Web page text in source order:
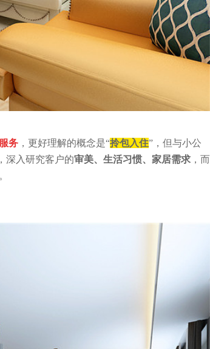
务 ，更好理解的概念是“拎包入住”，但与小公
深入研究客户的审美、生活习惯、家居需求 ，而